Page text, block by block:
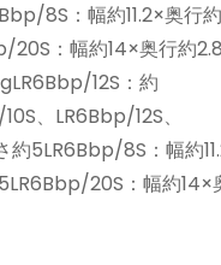
8S：幅約11.2×奥行
20S：幅約14×奥行約
12S：約
、LR6Bbp/12S、
5LR6Bbp/8S：幅約
20S：幅約14×